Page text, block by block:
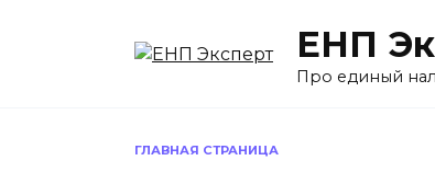
ЕНП
Про единый
ГЛАВНАЯ СТРАНИЦА